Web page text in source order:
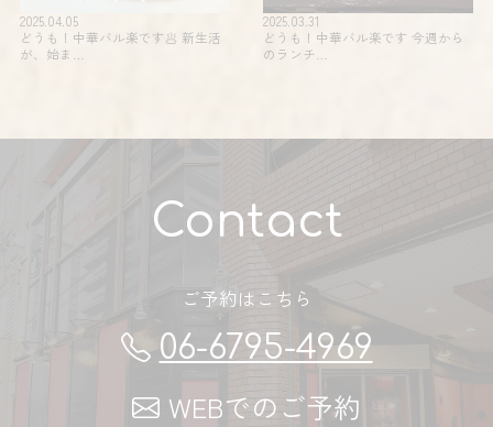
2025.04.05
どうも！中華バル楽です🥟 新生活
が、始ま…
2025.03.31
どうも！中華バル楽です 今週から
のランチ…
Contact
ご予約はこちら
06-6795-4969
WEBでのご予約